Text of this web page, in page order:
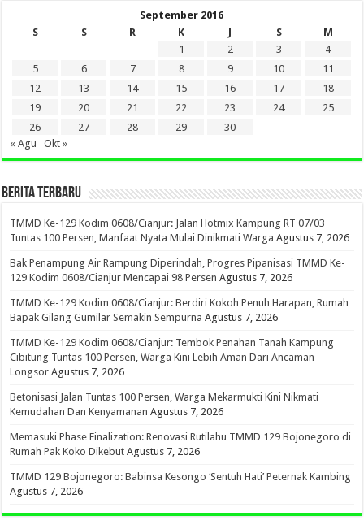
September 2016
S
S R K J S
M
1
2 3
4
5
6 7 8 9 10
11
12
13 14 15 16 17
18
19
20 21 22 23 24
25
26
27 28 29
30
« Agu
Okt »
BERITA TERBARU
TMMD Ke-129 Kodim 0608/Cianjur: Jalan Hotmix Kampung RT 07/03
Tuntas 100 Persen, Manfaat Nyata Mulai Dinikmati Warga Agustus 7, 2026
Bak Penampung Air Rampung Diperindah, Progres Pipanisasi TMMD Ke-
129 Kodim 0608/Cianjur Mencapai 98 Persen Agustus 7, 2026
TMMD Ke-129 Kodim 0608/Cianjur: Berdiri Kokoh Penuh Harapan, Rumah
Bapak Gilang Gumilar Semakin Sempurna Agustus 7, 2026
TMMD Ke-129 Kodim 0608/Cianjur: Tembok Penahan Tanah Kampung
Cibitung Tuntas 100 Persen, Warga Kini Lebih Aman Dari Ancaman
Longsor Agustus 7, 2026
Betonisasi Jalan Tuntas 100 Persen, Warga Mekarmukti Kini Nikmati
Kemudahan Dan Kenyamanan Agustus 7, 2026
Memasuki Phase Finalization: Renovasi Rutilahu TMMD 129 Bojonegoro di
Rumah Pak Koko Dikebut Agustus 7, 2026
TMMD 129 Bojonegoro: Babinsa Kesongo ‘Sentuh Hati’ Peternak Kambing
Agustus 7, 2026